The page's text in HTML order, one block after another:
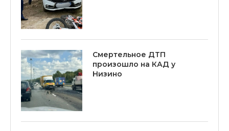
Смертельное ДТП
произошло на КАД у
Низино